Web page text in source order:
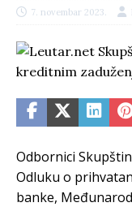
7. novembar 2023.
Odbornici
Odluku o
banke,